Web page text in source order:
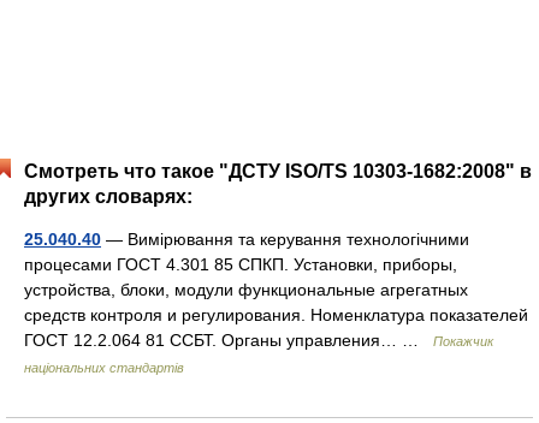
Смотреть что такое "ДСТУ ISO/TS 10303-1682:2008" в
других словарях:
25.040.40 — Вимірювання та керування технологічними
процесами ГОСТ 4.301 85 СПКП. Установки, приборы,
устройства, блоки, модули функциональные агрегатных
средств контроля и регулирования. Номенклатура показателей
ГОСТ 12.2.064 81 ССБТ. Органы управления… …
Покажчик
національних стандартів